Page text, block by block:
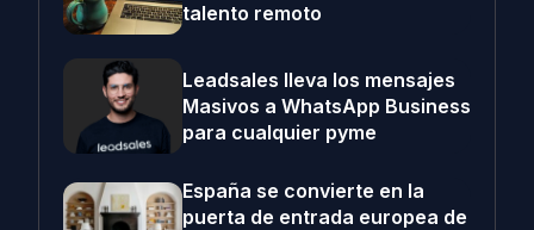
talento remoto
Leadsales lleva los mensajes
Masivos a WhatsApp Business
para cualquier pyme
España se convierte en la
puerta de entrada europea de